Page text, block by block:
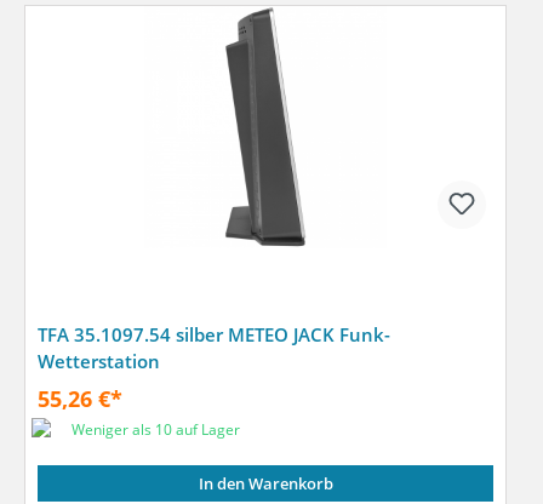
TFA 35.1097.54 silber METEO JACK Funk-
Wetterstation
55,26 €*
Weniger als 10 auf Lager
In den Warenkorb